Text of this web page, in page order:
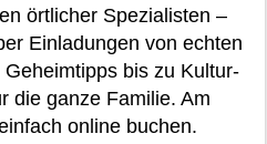
örtlicher Spezialisten –
Einladungen von echten
bis zu Kultur-
die ganze Familie. Am
online buchen.